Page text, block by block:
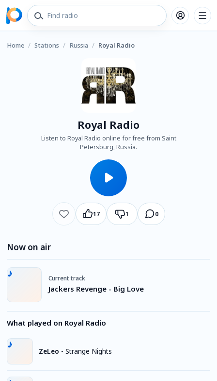
Home / Stations / Russia / Royal Radio
Royal Radio
Listen to Royal Radio online for free from Saint
Petersburg, Russia.
17 1 0
Now on air
Current track
Jackers Revenge - Big Love
What played on Royal Radio
ZeLeo - Strange Nights